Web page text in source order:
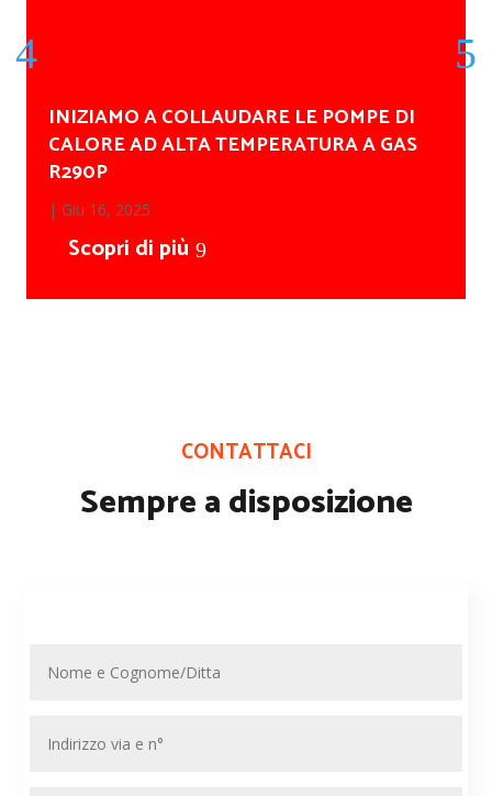
INIZIAMO A COLLAUDARE LE POMPE DI
CALORE AD ALTA TEMPERATURA A GAS
R290P
| Giu 16, 2025
Scopri di più
CONTATTACI
Sempre a disposizione